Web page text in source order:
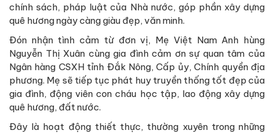
chính sách, pháp luật của Nhà nước, góp phần xây dựng
quê hương ngày càng giàu đẹp, văn minh.
Đón nhận tình cảm từ đơn vị, Mẹ Việt Nam Anh hùng
Nguyễn Thị Xuân cùng gia đình cảm ơn sự quan tâm của
Ngân hàng CSXH tỉnh Đắk Nông, Cấp ủy, Chính quyền địa
phương. Mẹ sẽ tiếp tục phát huy truyền thống tốt đẹp của
gia đình, động viên con cháu học tập, lao động xây dựng
quê hương, đất nước.
Đây là hoạt động thiết thực, thường xuyên trong những